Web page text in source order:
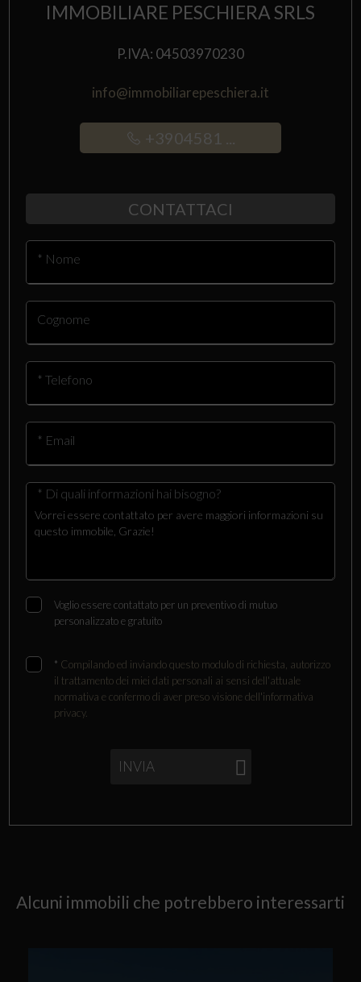
IMMOBILIARE PESCHIERA SRLS
P.IVA: 04503970230
info@immobiliarepeschiera.it
+3904581 ...
CONTATTACI
* Nome
Cognome
* Telefono
* Email
* Di quali informazioni hai bisogno?
Voglio essere contattato per un preventivo di mutuo
personalizzato e gratuito
* Compilando ed inviando questo modulo di richiesta, autorizzo
il trattamento dei miei dati personali ai sensi dell'attuale
normativa e confermo di aver preso visione dell'informativa
privacy.
INVIA
Alcuni immobili che potrebbero interessarti